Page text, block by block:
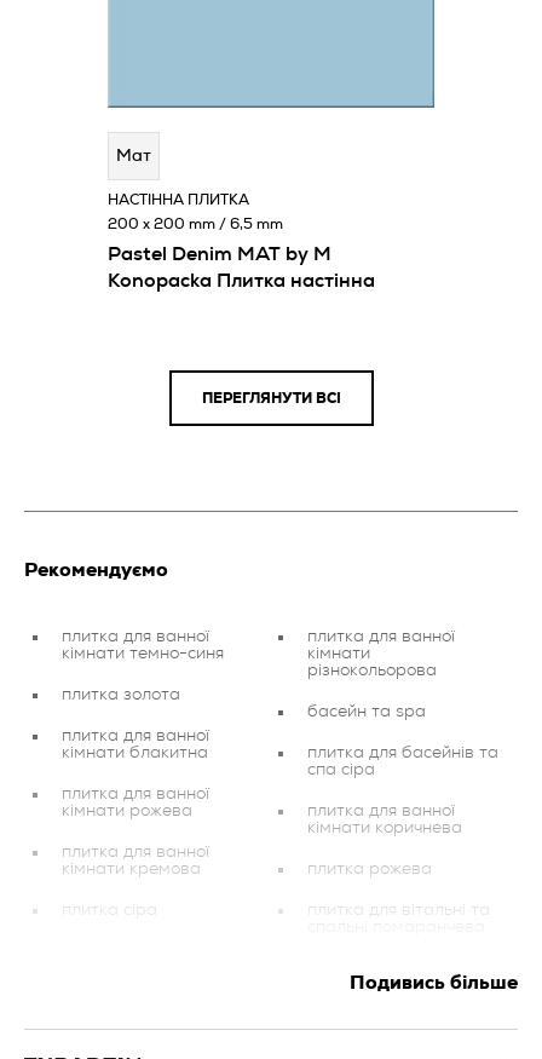
Мат
Pastel Denim MAT by M
Konopacka Плитка настінна
НАСТІННА ПЛИТКА
200 x 200 mm / 6,5 mm
ПЕРЕГЛЯНУТИ ВСІ
Рекомендуємо
плитка для ванної
кімнати темно-синя
плитка золота
плитка для ванної
кімнати блакитна
плитка для ванної
кімнати рожева
плитка для ванної
кімнати кремова
плитка сіра
плитка для ванної
кімнати
різнокольорова
басейн та spa
плитка для басейнів та
спа сіра
плитка для ванної
кімнати коричнева
плитка рожева
плитка для вітальні та
спальні біла
плитка для басейнів та
Подивись більше